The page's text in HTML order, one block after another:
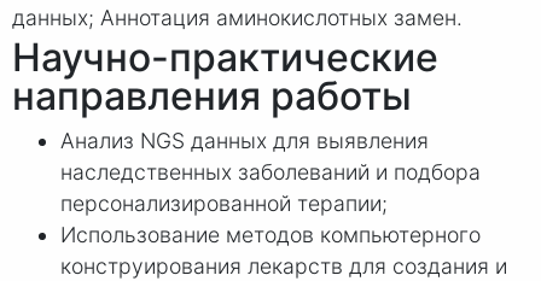
данных; Аннотация аминокислотных замен.
Научно-практические
направления работы
Анализ NGS данных для выявления
наследственных заболеваний и подбора
персонализированной терапии;
Использование методов компьютерного
конструирования лекарств для создания и